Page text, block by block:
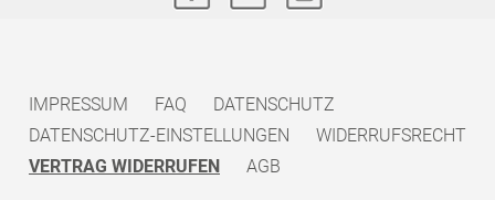
IMPRESSUM FAQ
DATENSCHUTZ
DATENSCHUTZ-EINSTELLUNGEN
WIDERRUFSRECHT
VERTRAG WIDERRUFEN
AGB